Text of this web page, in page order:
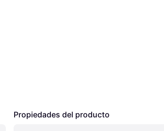
Propiedades del producto